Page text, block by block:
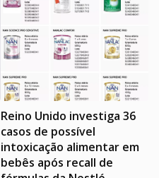
Reino Unido investiga 36
casos de possível
intoxicação alimentar em
bebês após recall de